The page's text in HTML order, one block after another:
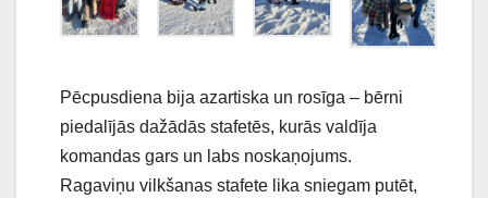
Pēcpusdiena bija azartiska un rosīga – bērni
piedalījās dažādās stafetēs, kurās valdīja
komandas gars un labs noskaņojums.
Ragaviņu vilkšanas stafete lika sniegam putēt,